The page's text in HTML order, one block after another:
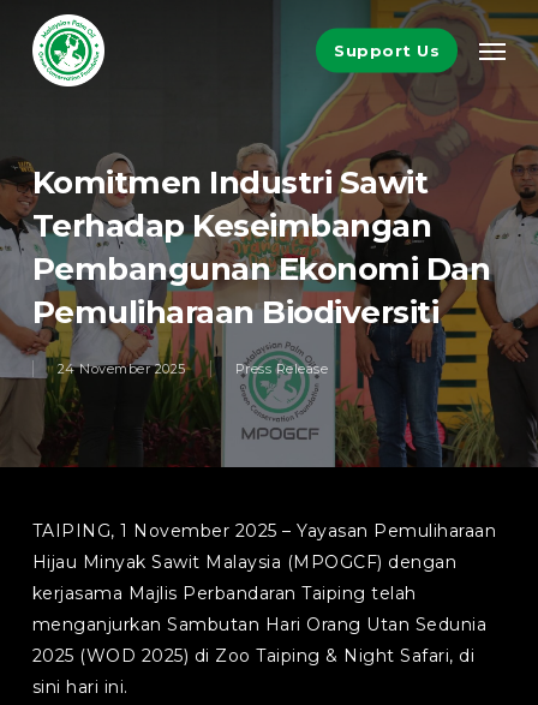
main
Support Us
Komitmen Industri Sawit
Terhadap Keseimbangan
Pembangunan Ekonomi Dan
Pemuliharaan Biodiversiti
24 November 2025 Press Release
TAIPING, 1 November 2025 – Yayasan Pemuliharaan
Hijau Minyak Sawit Malaysia (MPOGCF) dengan
kerjasama Majlis Perbandaran Taiping telah
menganjurkan Sambutan Hari Orang Utan Sedunia
2025 (WOD 2025) di Zoo Taiping & Night Safari, di
sini hari ini.